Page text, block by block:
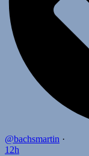
@bachsmartin ·
12h